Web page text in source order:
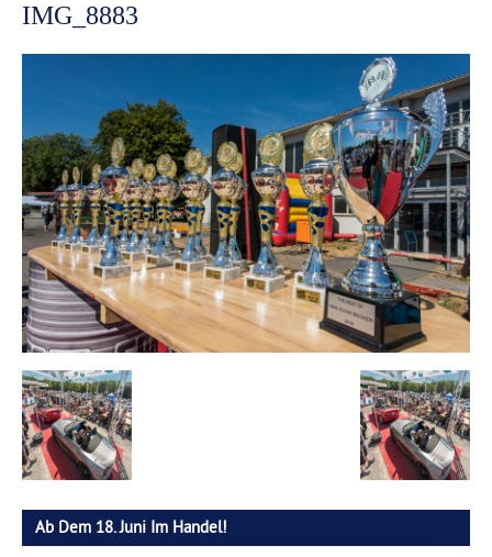
IMG_8883
Ab Dem 18. Juni Im Handel!